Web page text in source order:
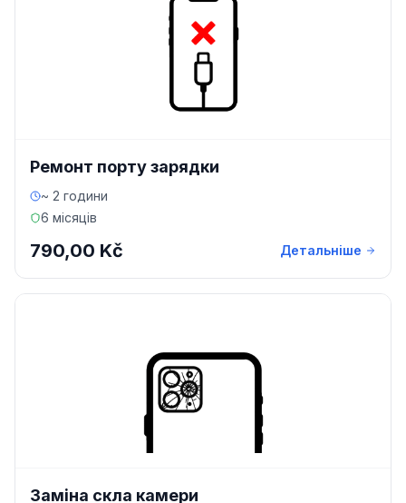
Ремонт порту зарядки
~ 2 години
6 місяців
790,00 Kč Детальніше
Заміна скла камери